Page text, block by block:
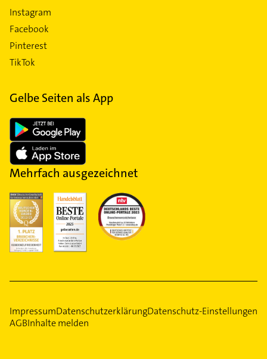
Instagram
Facebook
Pinterest
TikTok
Gelbe Seiten als App
Mehrfach ausgezeichnet
ImpressumDatenschutzerklärungDatenschutz-Einstellungen
AGBInhalte melden